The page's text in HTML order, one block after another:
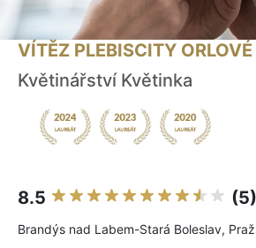
VÍTĚZ PLEBISCITY ORLOVÉ
Květinářství Květinka
8.5 (5)
Brandýs nad Labem-Stará Boleslav,